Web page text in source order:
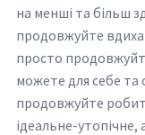
на менші та більш
продовжуйте
просто
можете для себе та
продовжуйте
ідеальне-